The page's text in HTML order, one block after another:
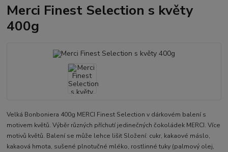
Merci Finest Selection s květy
400g
Velká Bonboniera 400g MERCI Finest Selection v dárkovém balení s
motivem květů. Výběr různých příchutí jedinečných čokoládek MERCI. Více
motivů květů. Balení se může lehce lišit Složení: cukr, kakaové máslo,
kakaová hmota, sušené plnotučné mléko, rostlinné tuky (palmový olej,